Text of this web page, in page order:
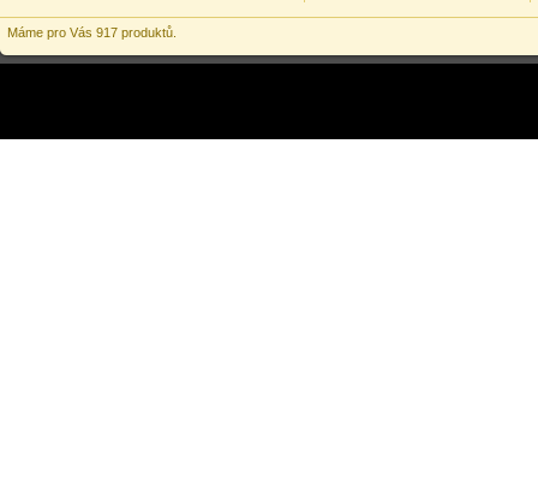
Máme pro Vás 917 produktů.